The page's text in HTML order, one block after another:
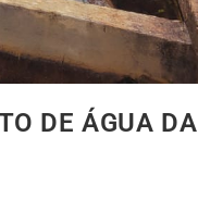
DE ÁGUA DA